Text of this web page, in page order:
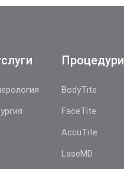
Процедури
BodyTite
FaceTite
AccuTite
LaseMD